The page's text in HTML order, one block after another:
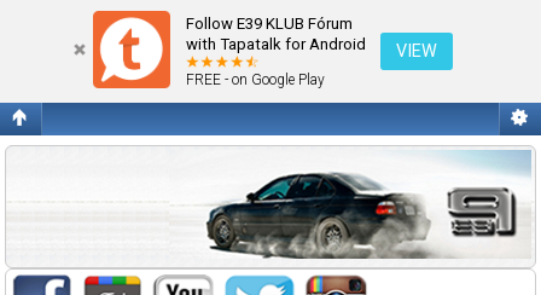
Follow E39 KLUB Fórum
with Tapatalk for Android
FREE - on Google Play
VIEW
Fórum kezdőlap megtekintése